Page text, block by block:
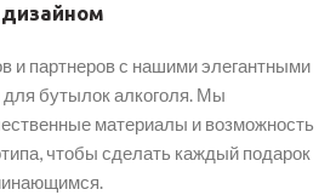
и партнеров с нашими элегантными
бутылок алкоголя. Мы
материалы и возможность
чтобы сделать каждый подарок